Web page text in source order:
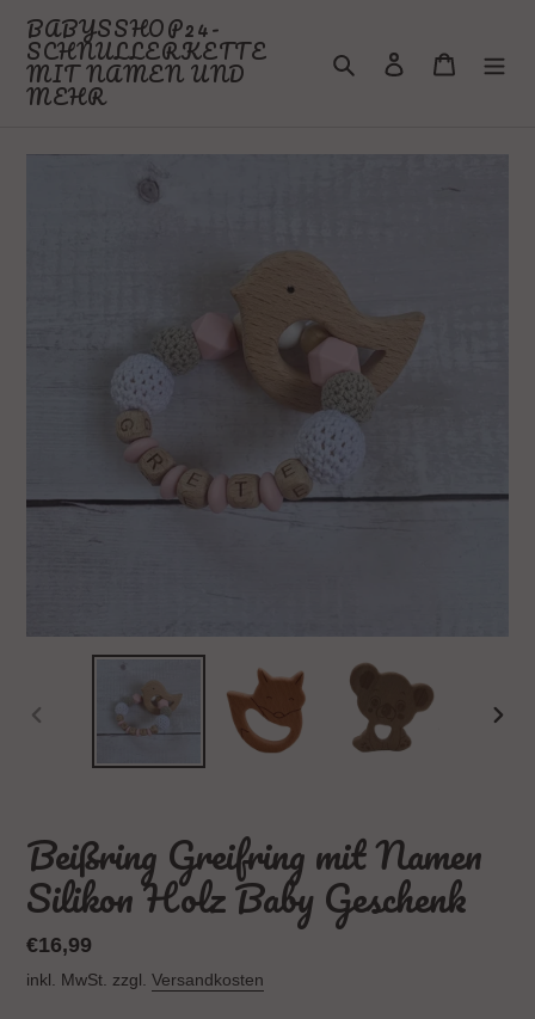
zum
Inhalt
BABYSSHOP24-
SCHNULLERKETTE
MIT NAMEN UND
MEHR
Suchen Einloggen
VORHERIGER
Beißring Greifring mit Namen
Silikon Holz Baby Geschenk
Normaler
Preis
€16,99
inkl. MwSt. zzgl. Versandkosten